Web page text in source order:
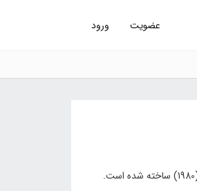
عضویت ورود
آزمون سنجش ظرفیت حافظه ی فعال جهت سنجش ظرفیت حافظه فعال توسط دانیمن وکارپنتر (1980) ساخته شده است.